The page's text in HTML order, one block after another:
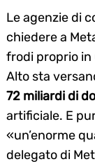
Le agenzie di
chiedere a
frodi proprio in
Alto sta
72 miliardi di
artificiale. E
«un’enorme
delegato di